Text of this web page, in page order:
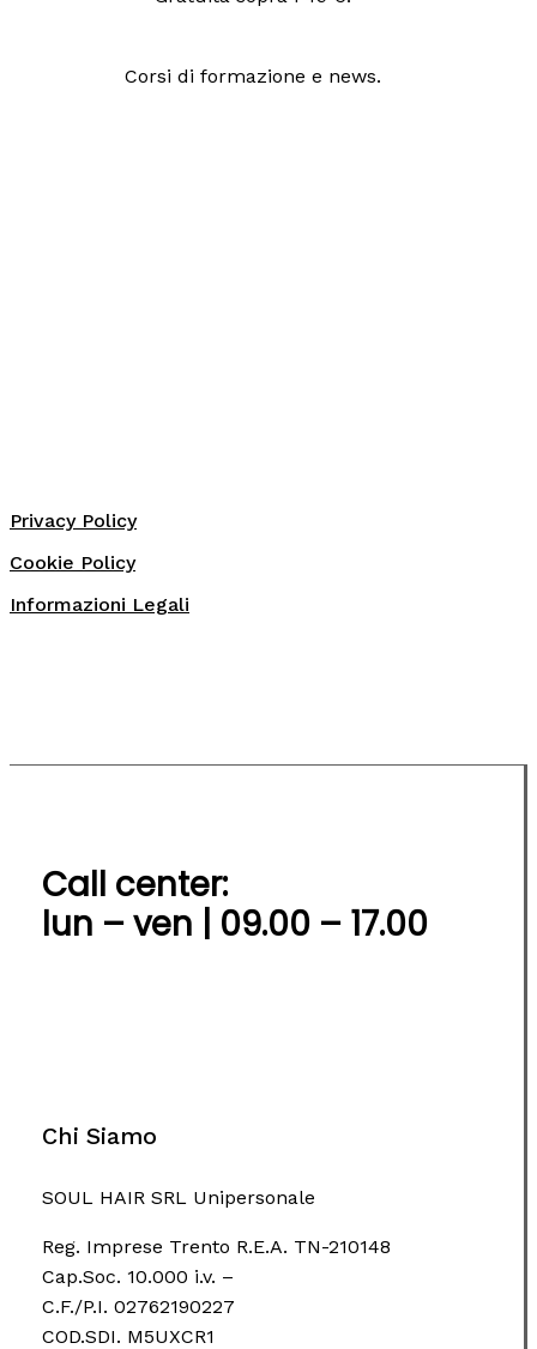
Corsi di formazione e news.
Privacy Policy
Cookie Policy
Informazioni Legali
Call center:
lun – ven | 09.00 – 17.00
Chi Siamo
SOUL HAIR SRL Unipersonale
Reg. Imprese Trento R.E.A. TN-210148
Cap.Soc. 10.000 i.v. –
C.F./P.I. 02762190227
COD.SDI. M5UXCR1